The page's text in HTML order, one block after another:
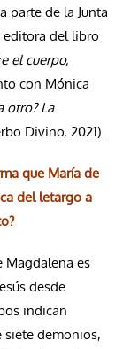
parte de la Junta
editora del libro
el cuerpo,
con Mónica
otro? La
Divino, 2021).
que María de
del letargo a
es
desde
indican
siete demonios,